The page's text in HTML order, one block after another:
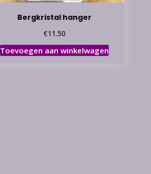
Bergkristal hanger
€11.50
Toevoegen aan winkelwagen